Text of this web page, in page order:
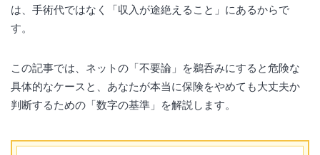
は、手術代ではなく「収入が途絶えること」にあるからで
す。
この記事では、ネットの「不要論」を鵜呑みにすると危険な
具体的なケースと、あなたが本当に保険をやめても大丈夫か
判断するための「数字の基準」を解説します。